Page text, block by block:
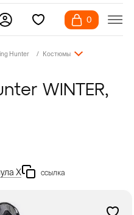
0
Hunter
Костюмы
WINTER,
Х ссылка